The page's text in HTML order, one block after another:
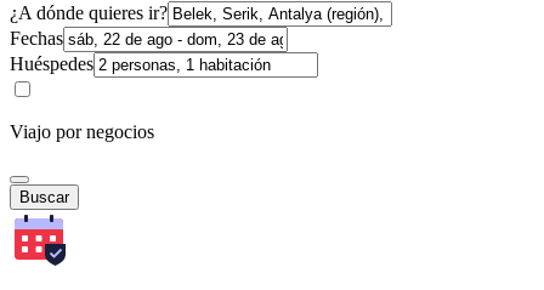
¿A dónde quieres ir?
Fechas
Huéspedes
Viajo por negocios
Buscar